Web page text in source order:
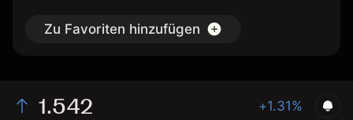
Zu Favoriten hinzufügen
1.542 +1.31%